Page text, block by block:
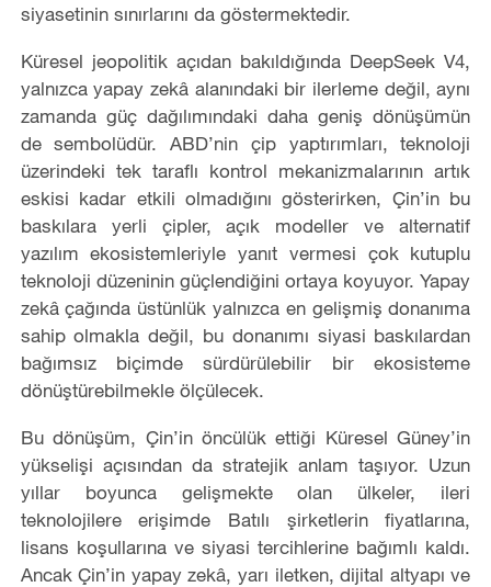
siyasetinin sınırlarını da göstermektedir.
Küresel jeopolitik açıdan bakıldığında DeepSeek V4,
yalnızca yapay zekâ alanındaki bir ilerleme değil, aynı
zamanda güç dağılımındaki daha geniş dönüşümün
de sembolüdür. ABD’nin çip yaptırımları, teknoloji
üzerindeki tek taraflı kontrol mekanizmalarının artık
eskisi kadar etkili olmadığını gösterirken, Çin’in bu
baskılara yerli çipler, açık modeller ve alternatif
yazılım ekosistemleriyle yanıt vermesi çok kutuplu
teknoloji düzeninin güçlendiğini ortaya koyuyor. Yapay
zekâ çağında üstünlük yalnızca en gelişmiş donanıma
sahip olmakla değil, bu donanımı siyasi baskılardan
bağımsız biçimde sürdürülebilir bir ekosisteme
dönüştürebilmekle ölçülecek.
Bu dönüşüm, Çin’in öncülük ettiği Küresel Güney’in
yükselişi açısından da stratejik anlam taşıyor. Uzun
yıllar boyunca gelişmekte olan ülkeler, ileri
teknolojilere erişimde Batılı şirketlerin fiyatlarına,
lisans koşullarına ve siyasi tercihlerine bağımlı kaldı.
Ancak Çin’in yapay zekâ, yarı iletken, dijital altyapı ve